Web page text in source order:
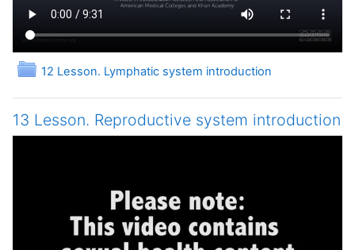
12 Lesson. Lymphatic system introduction
Папка
13 Lesson. Reproductive system introduction